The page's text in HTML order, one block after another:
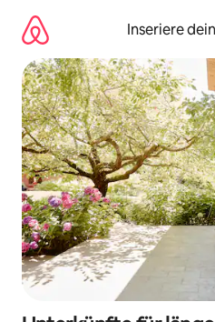
Inhalten
springen
Inseriere